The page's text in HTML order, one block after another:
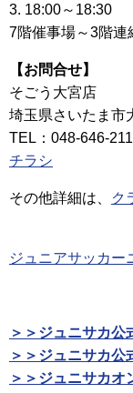
3. 18:00～18:30
7階催事場～3階連
【お問合せ】
そごう大宮店
埼玉県さいたま市
TEL：048-646-
チラシ
その他詳細は、 ク
ジュニアサッカー
＞＞ジュニサカ
＞＞ジュニサカ公
＞＞ジュニサカオ